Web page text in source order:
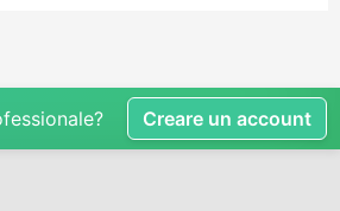
Creare un account